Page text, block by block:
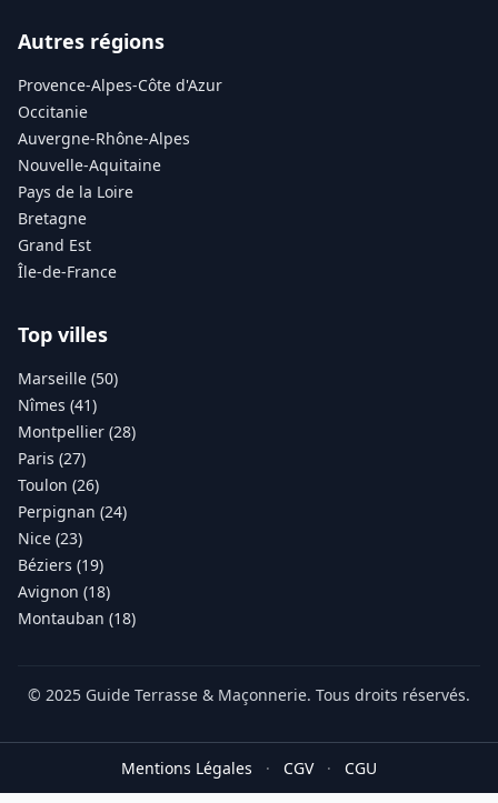
Autres régions
Provence-Alpes-Côte d'Azur
Occitanie
Auvergne-Rhône-Alpes
Nouvelle-Aquitaine
Pays de la Loire
Bretagne
Grand Est
Île-de-France
Top villes
Marseille (50)
Nîmes (41)
Montpellier (28)
Paris (27)
Toulon (26)
Perpignan (24)
Nice (23)
Béziers (19)
Avignon (18)
Montauban (18)
© 2025 Guide Terrasse & Maçonnerie. Tous droits réservés.
Mentions Légales · CGV · CGU